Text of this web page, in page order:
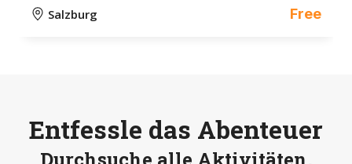
Salzburg Free
Entfessle das Abenteuer